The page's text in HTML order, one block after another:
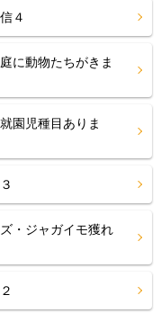
４
に動物たちがきま
園児種目ありま
・ジャガイモ獲れ